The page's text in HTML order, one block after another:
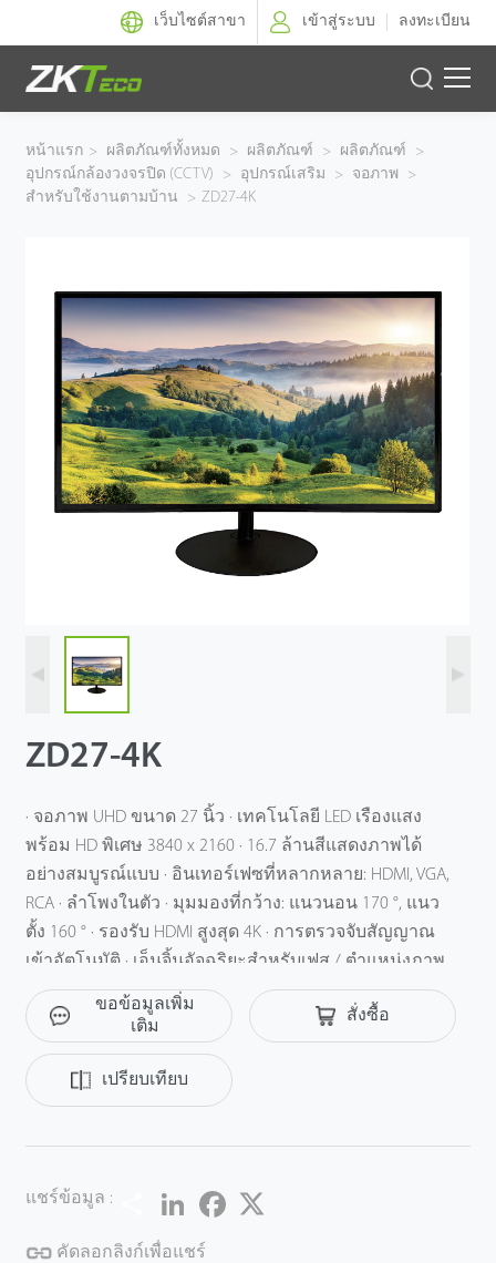
เว็บไซต์สาขา เข้าสู่ระบบ ลงทะเบียน
ผลิตภัณฑ์
โซลูชั่นของเรา
เทคโนโลยี
ตัวแทนจำหน่าย
ฝ่ายสนับสนุน
หน้าแรก > ผลิตภัณฑ์ทั้งหมด > ผลิตภัณฑ์ > ผลิตภัณฑ์
>
อุปกรณ์กล้องวงจรปิด (CCTV)
> อุปกรณ์เสริม > จอภาพ
>
สำหรับใช้งานตามบ้าน
> ZD27-4K
ZD27-4K
· จอภาพ UHD ขนาด 27 นิ้ว · เทคโนโลยี LED เรืองแสง
พร้อม HD พิเศษ 3840 x 2160 · 16.7 ล้านสีแสดงภาพได้
อย่างสมบูรณ์แบบ · อินเทอร์เฟซที่หลากหลาย: HDMI, VGA,
RCA · ลําโพงในตัว · มุมมองที่กว้าง: แนวนอน 170 °, แนว
ตั้ง 160 ° · รองรับ HDMI สูงสุด 4K · การตรวจจับสัญญาณ
เข้าอัตโนมัติ · เอ็นจิ้นอัจฉริยะสําหรับเฟส / ตําแหน่งภาพ
/ การปรับเทียบสี · ปลอกพลาสติก
ขอข้อมูลเพิ่ม
เติม
สั่งซื้อ
เปรียบเทียบ
แชร์ข้อมูล : Share LinkedInFacebook
คัดลอกลิงก์เพื่อแชร์